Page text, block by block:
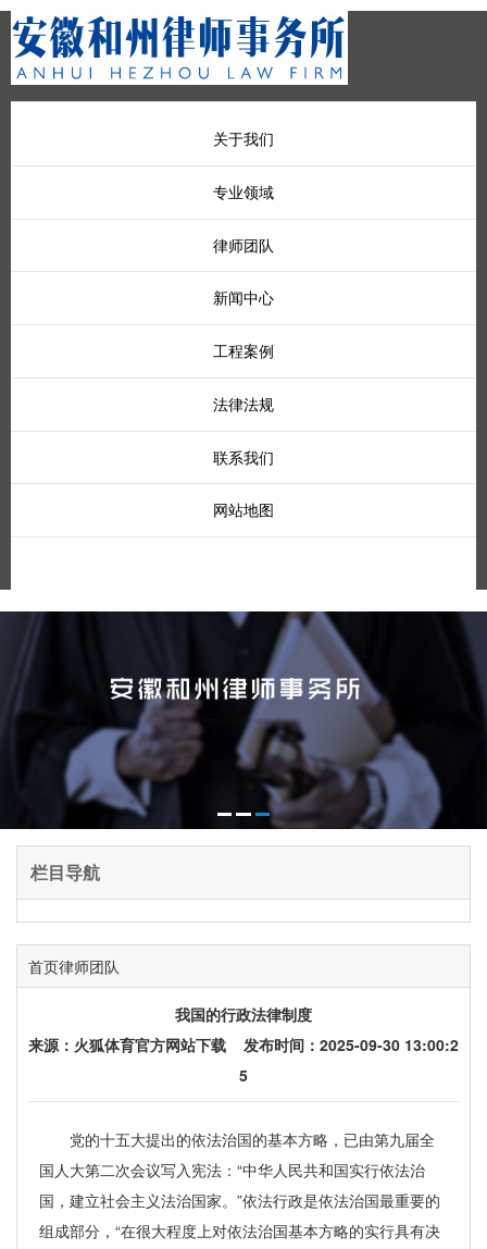
关于我们
专业领域
律师团队
新闻中心
工程案例
法律法规
联系我们
网站地图
栏目导航
首页律师团队
我国的行政法律制度
来源： 火狐体育官方网站下载 发布时间：2025-09-30 13:00:2
5
党的十五大提出的依法治国的基本方略，已由第九届全
国人大第二次会议写入宪法：“中华人民共和国实行依法治
国，建立社会主义法治国家。”依法行政是依法治国最重要的
组成部分，“在很大程度上对依法治国基本方略的实行具有决